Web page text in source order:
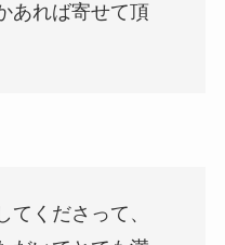
あれば寄せて頂
くださって、